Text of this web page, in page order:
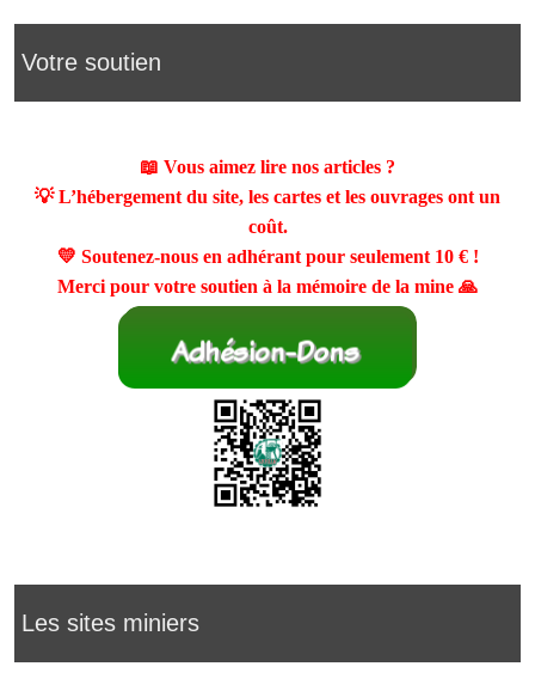
Votre soutien
📖 Vous aimez lire nos articles ?
💡 L’hébergement du site, les cartes et les ouvrages ont un
coût.
💛 Soutenez-nous en adhérant pour seulement 10 €!
Merci pour votre soutien à la mémoire de la mine 🙏
Les sites miniers